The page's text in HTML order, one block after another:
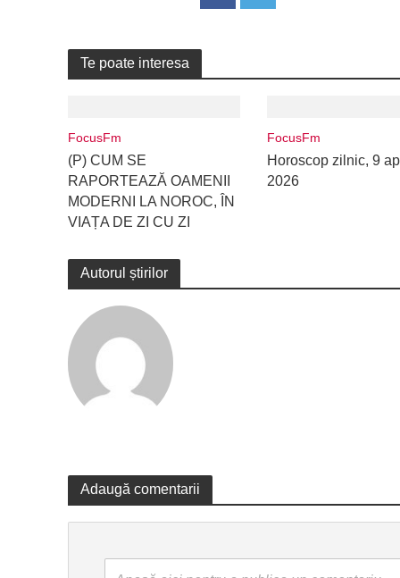
Te poate interesa
FocusFm
(P) CUM SE
RAPORTEAZĂ OAMENII
MODERNI LA NOROC, ÎN
VIAȚA DE ZI CU ZI
FocusFm
Horoscop zilnic, 9
2026
Autorul știrilor
Adaugă comentarii